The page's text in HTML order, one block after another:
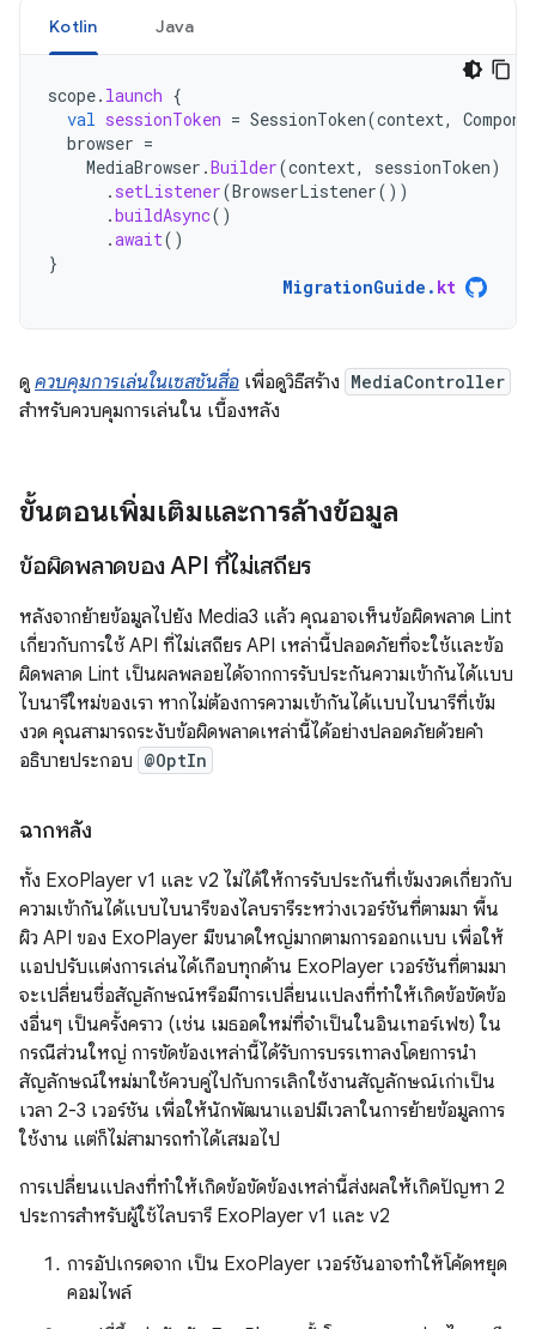
Kotlin Java
scope. launch {
val sessionToken = SessionToken(context,
browser =
MediaBrowser .Builder(context, sessionToken)
. setListener(BrowserListener())
.buildAsync()
.await()
}
MigrationGuide . kt
ดู ควบคุมการเล่นในเซสชันสื่อ เพื่อดูวิธีสร้าง MediaController
สำหรับควบคุมการเล่นใน เบื้องหลัง
ขั้นตอนเพิ่มเติมและการล้างข้อมูล
ข้อผิดพลาดของ API ที่ไม่เสถียร
หลังจากย้ายข้อมูลไปยัง Media3 แล้ว คุณอาจเห็นข้อผิดพลาด Lint
เกี่ยวกับการใช้ API ที่ไม่เสถียร API เหล่านี้ปลอดภัยที่จะใช้และข้อ
ผิดพลาด Lint เป็นผลพลอยได้จากการรับประกันความเข้ากันได้แบบ
ไบนารีใหม่ของเรา หากไม่ต้องการความเข้ากันได้แบบไบนารีที่เข้ม
งวด คุณสามารถระงับข้อผิดพลาดเหล่านี้ได้อย่างปลอดภัยด้วยคำ
อธิบายประกอบ @OptIn
ฉากหลัง
ทั้ง ExoPlayer v1 และ v2 ไม่ได้ให้การรับประกันที่เข้มงวดเกี่ยวกับ
ความเข้ากันได้แบบไบนารีของไลบรารีระหว่างเวอร์ชันที่ตามมา พื้น
ผิว API ของ ExoPlayer มีขนาดใหญ่มากตามการออกแบบ เพื่อให้
แอปปรับแต่งการเล่นได้เกือบทุกด้าน ExoPlayer เวอร์ชันที่ตามมา
จะเปลี่ยนชื่อสัญลักษณ์หรือมีการเปลี่ยนแปลงที่ทำให้เกิดข้อขัดข้อ
งอื่นๆ เป็นครั้งคราว (เช่น เมธอดใหม่ที่จำเป็นในอินเทอร์เฟซ) ใน
กรณีส่วนใหญ่ การขัดข้องเหล่านี้ได้รับการบรรเทาลงโดยการนำ
สัญลักษณ์ใหม่มาใช้ควบคู่ไปกับการเลิกใช้งานสัญลักษณ์เก่าเป็น
เวลา 2-3 เวอร์ชัน เพื่อให้นักพัฒนาแอปมีเวลาในการย้ายข้อมูลการ
ใช้งาน แต่ก็ไม่สามารถทำได้เสมอไป
การเปลี่ยนแปลงที่ทำให้เกิดข้อขัดข้องเหล่านี้ส่งผลให้เกิดปัญหา 2
ประการสำหรับผู้ใช้ไลบรารี ExoPlayer v1 และ v2
การอัปเกรดจาก เป็น ExoPlayer เวอร์ชันอาจทำให้โค้ดหยุด
คอมไพล์